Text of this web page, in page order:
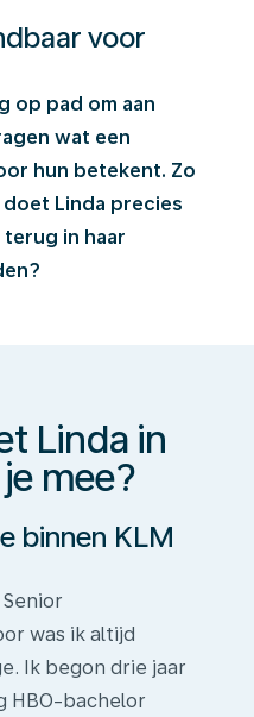
voor
op pad om aan
wat een
hun betekent. Zo
doet Linda precies
in haar
Linda in
mee?
binnen KLM
was ik altijd
Ik begon drie jaar
HBO-bachelor